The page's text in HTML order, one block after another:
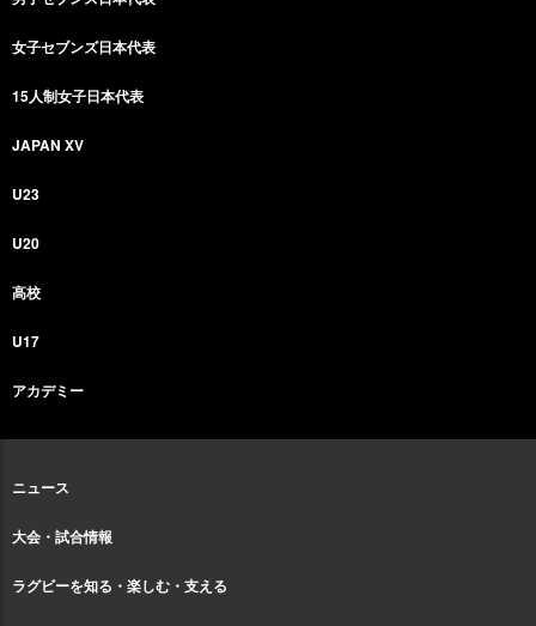
女子セブンズ日本代表
15人制女子日本代表
JAPAN XV
U23
U20
高校
U17
アカデミー
ニュース
大会・試合情報
ラグビーを知る・楽しむ・支える